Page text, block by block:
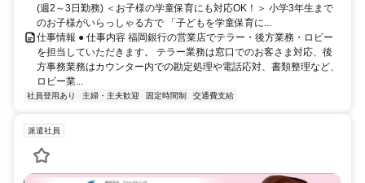
(週2～3日勤務) ＜お子様の学童保育にも対応OK！＞ 小学3年生まで
のお子様がいらっしゃる方で 「子どもを学童保育に...
仕事情報 ● 仕事内容 福岡銀行の営業店でテラー・後方業務・ロビー
を担当していただきます。 テラー業務は窓口でのお客さま対応、後
方事務業務はカウンター内での勘定処理や電話応対、書類整理など、
ロビー業...
社員登用あり 主婦・主夫歓迎 固定時間制 交通費支給
派遣社員